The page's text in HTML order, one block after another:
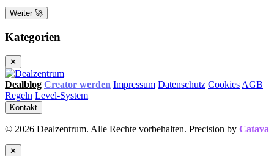
Weiter 🚀
Kategorien
✕
Dealblog Creator werden Impressum Datenschutz Cookies AGB
Regeln Level-System
Kontakt
© 2026 Dealzentrum. Alle Rechte vorbehalten. Precision by Catava
✕